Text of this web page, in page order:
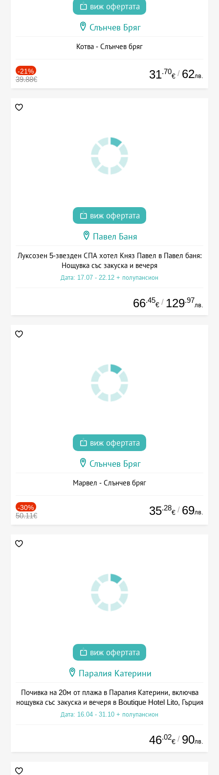
виж офертата
Слънчев Бряг
Котва - Слънчев бряг
-21%
39.88€ 31.70
€ / 62лв.
виж офертата
Павел Баня
Луксозен 5-звезден СПА хотел Княз Павел в Павел баня:
Нощувка със закуска и вечеря
Дата: 17.07 - 22.12 + полупансион
66.45
€ / 129.97
лв.
виж офертата
Слънчев Бряг
Марвел - Слънчев бряг
-30%
50.11€ 35.28
€ / 69лв.
виж офертата
Паралия Катерини
Почивка на 20м от плажа в Паралия Катерини, включва
нощувка със закуска и вечеря в Boutique Hotel Lito, Гърция
Дата: 16.04 - 31.10 + полупансион
46.02
€ / 90лв.